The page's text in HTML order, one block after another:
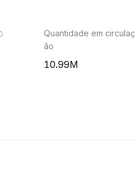
Quantidade em circulaç
ão
10.99M